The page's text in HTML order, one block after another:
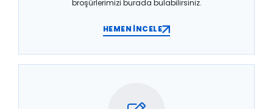
broşürlerimizi burada bulabilirsiniz.
HEMEN İNCELE